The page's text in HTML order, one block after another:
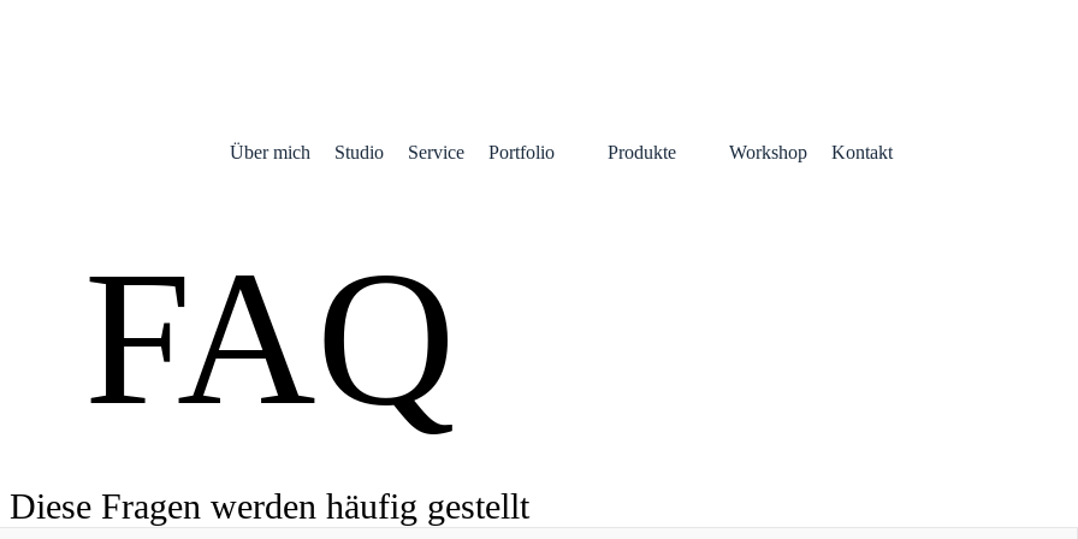
Über mich Studio Service Portfolio Produkte Workshop Kontakt
FAQ
Diese Fragen werden häufig gestellt